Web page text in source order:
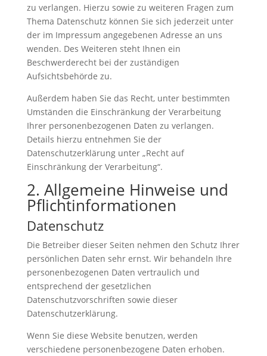
zu verlangen. Hierzu sowie zu weiteren Fragen zum
Thema Datenschutz können Sie sich jederzeit unter
der im Impressum angegebenen Adresse an uns
wenden. Des Weiteren steht Ihnen ein
Beschwerderecht bei der zuständigen
Aufsichtsbehörde zu.
Außerdem haben Sie das Recht, unter bestimmten
Umständen die Einschränkung der Verarbeitung
Ihrer personenbezogenen Daten zu verlangen.
Details hierzu entnehmen Sie der
Datenschutzerklärung unter „Recht auf
Einschränkung der Verarbeitung“.
2. Allgemeine Hinweise und
Pflichtinformationen
Datenschutz
Die Betreiber dieser Seiten nehmen den Schutz Ihrer
persönlichen Daten sehr ernst. Wir behandeln Ihre
personenbezogenen Daten vertraulich und
entsprechend der gesetzlichen
Datenschutzvorschriften sowie dieser
Datenschutzerklärung.
Wenn Sie diese Website benutzen, werden
verschiedene personenbezogene Daten erhoben.